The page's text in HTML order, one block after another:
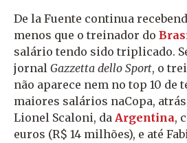
De la Fuente continua
menos que o treinador do
salário tendo sido triplicado.
jornal Gazzetta dello Sport, o
não aparece nem no top 10 de
maiores salários naCopa,
Lionel Scaloni, da Argentina,
euros (R$ 14 milhões), e até